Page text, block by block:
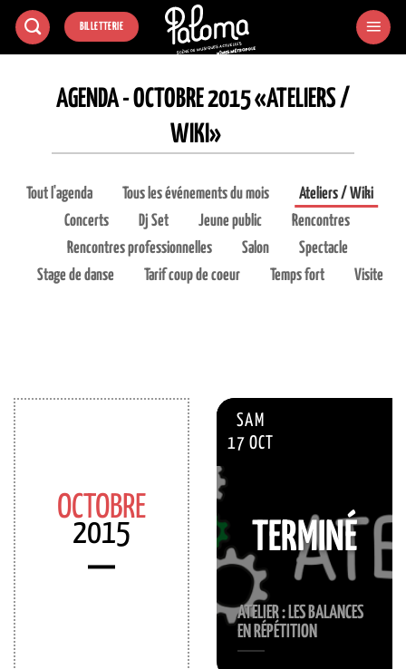
Passer
BILLETTERIE
AGENDA - OCTOBRE 2015 «ATELIERS /
WIKI»
Tout l'agenda Tous les événements du mois
Ateliers / Wiki
Concerts
Dj Set Jeune public
Rencontres
Rencontres professionnelles
Salon
Spectacle
Stage de danse
Tarif coup de coeur Temps fort Visite
OCTOBRE
2015
SAM
17 OCT
ATELIER : LES BALANCES
EN RÉPÉTITION
TERMINÉ